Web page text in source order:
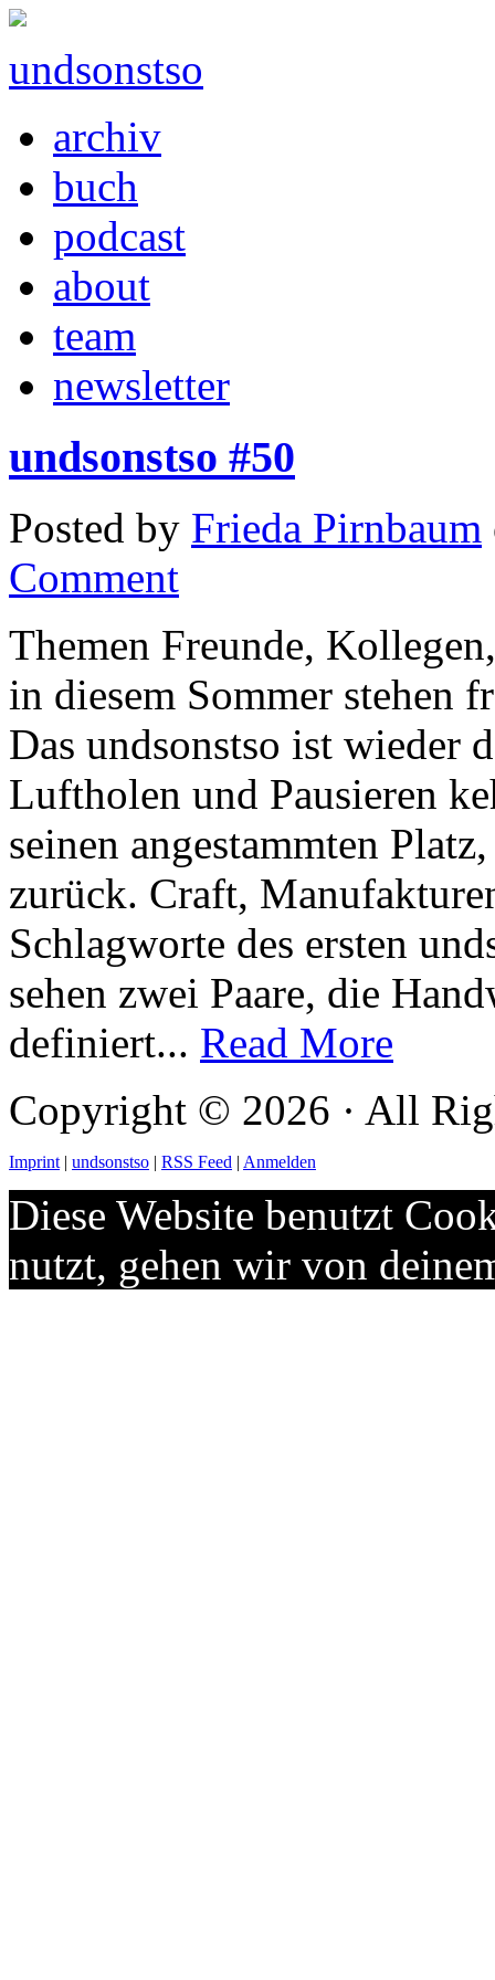
undsonstso
archiv
buch
podcast
about
team
newsletter
undsonstso #50
Posted by Frieda Pirnbaum
Comment
Themen Freunde,
in diesem Sommer stehen
Das undsonstso ist wieder
Luftholen und Pausieren
seinen angestammten
zurück. Craft,
Schlagworte des ersten
sehen zwei Paare, die
definiert... Read More
Copyright © 2026 · All
Imprint| undsonstso | RSS Feed | Anmelden
Diese Website benutzt
nutzt, gehen wir von